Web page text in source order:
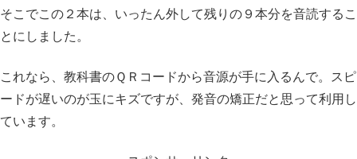
そこでこの２本は、いったん外して残りの９本分を音読するこ
とにしました。
これなら、教科書のＱＲコードから音源が手に入るんで。スピ
ードが遅いのが玉にキズですが、発音の矯正だと思って利用し
ています。